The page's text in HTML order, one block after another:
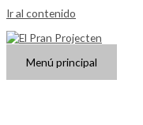
Ir al contenido
Menú principal